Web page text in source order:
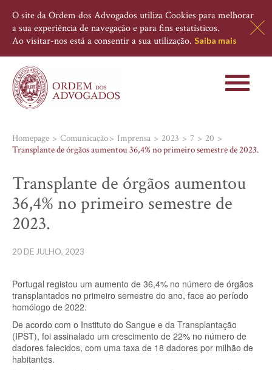
O site da Ordem dos Advogados utiliza Cookies para melhorar
a sua experiência de navegação e para fins estatísticos.
Ao visitar-nos está a consentir a sua utilização. Saiba mais
Toggle
Homepage Comunicação Imprensa 2023 7
20
Transplante de órgãos aumentou 36,4% no primeiro semestre de 2023.
Transplante de órgãos aumentou
36,4% no primeiro semestre de
2023.
20 DE JULHO, 2023
Portugal registou um aumento de 36,4% no número de órgãos
transplantados no primeiro semestre do ano, face ao período
homólogo de 2022.
De acordo com o Instituto do Sangue e da Transplantação
(IPST), foi assinalado um crescimento de 22% no número de
dadores falecidos, com uma taxa de 18 dadores por milhão de
habitantes.